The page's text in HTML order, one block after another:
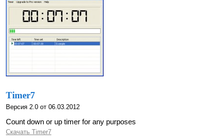
Timer7
Версия 2.0 от 06.03.2012
Count down or up timer for any purposes
Скачать Timer7